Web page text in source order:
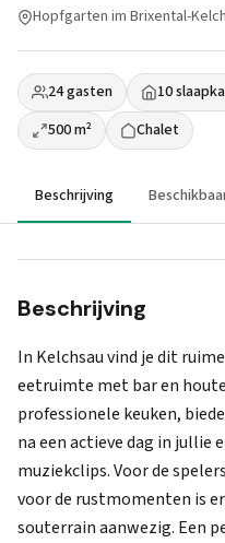
Hopfgarten im Brixental-
24 gasten 10
500 m²
Chalet
Beschrijving
Beschrijving
In Kelchsau vind je dit
eetruimte met bar en
professionele keuken,
na een actieve dag in jullie
muziekclips. Voor de
voor de rustmomenten is
souterrain aanwezig. Een